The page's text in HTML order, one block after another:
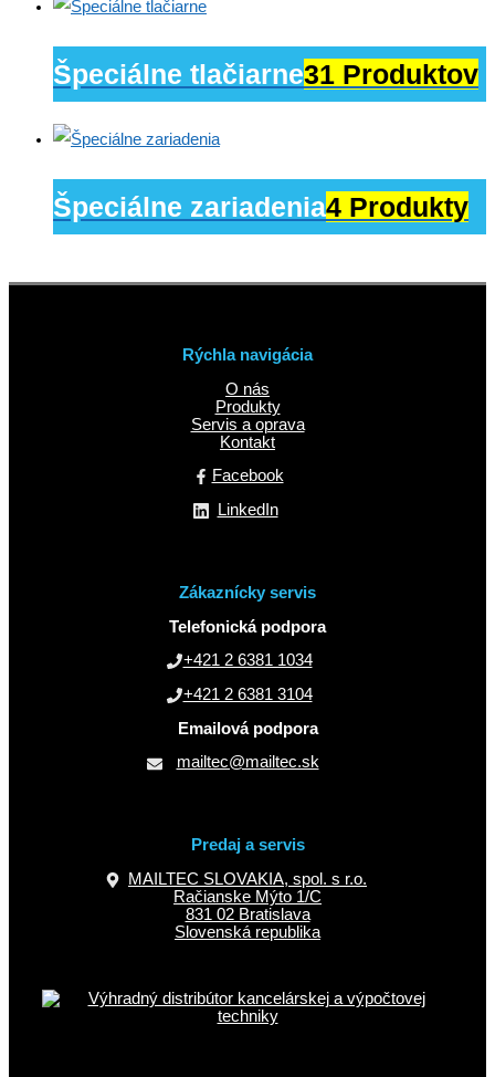
Špeciálne tlačiarne31 Produktov
Špeciálne zariadenia4 Produkty
Rýchla navigácia
O nás
Produkty
Servis a oprava
Kontakt
Facebook
LinkedIn
Zákaznícky servis
Telefonická podpora
+421 2 6381 1034
+421 2 6381 3104
Emailová podpora
mailtec@mailtec.sk
Predaj a servis
MAILTEC SLOVAKIA, spol. s r.o.
Račianske Mýto 1/C
831 02 Bratislava
Slovenská republika